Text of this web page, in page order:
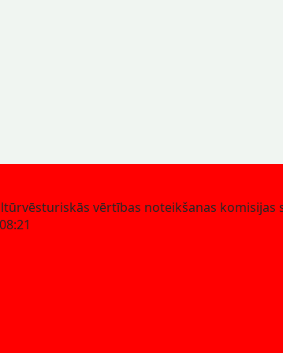
vērtības noteikšanas komisijas